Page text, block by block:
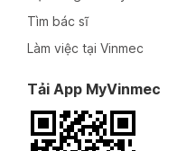
Tìm bác sĩ
Làm việc tại Vinmec
Tải App MyVinmec